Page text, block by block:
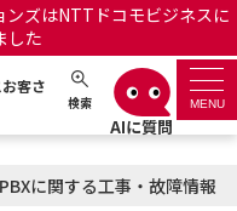
ズはNTTドコモビジネスに
した
客さ
検索 MENU
ト 日本語 English
に関する工事・故障情報